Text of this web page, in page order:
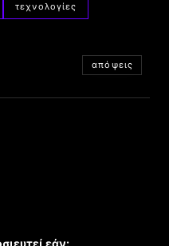
τεχνολογίες
απόψεις
εάν: